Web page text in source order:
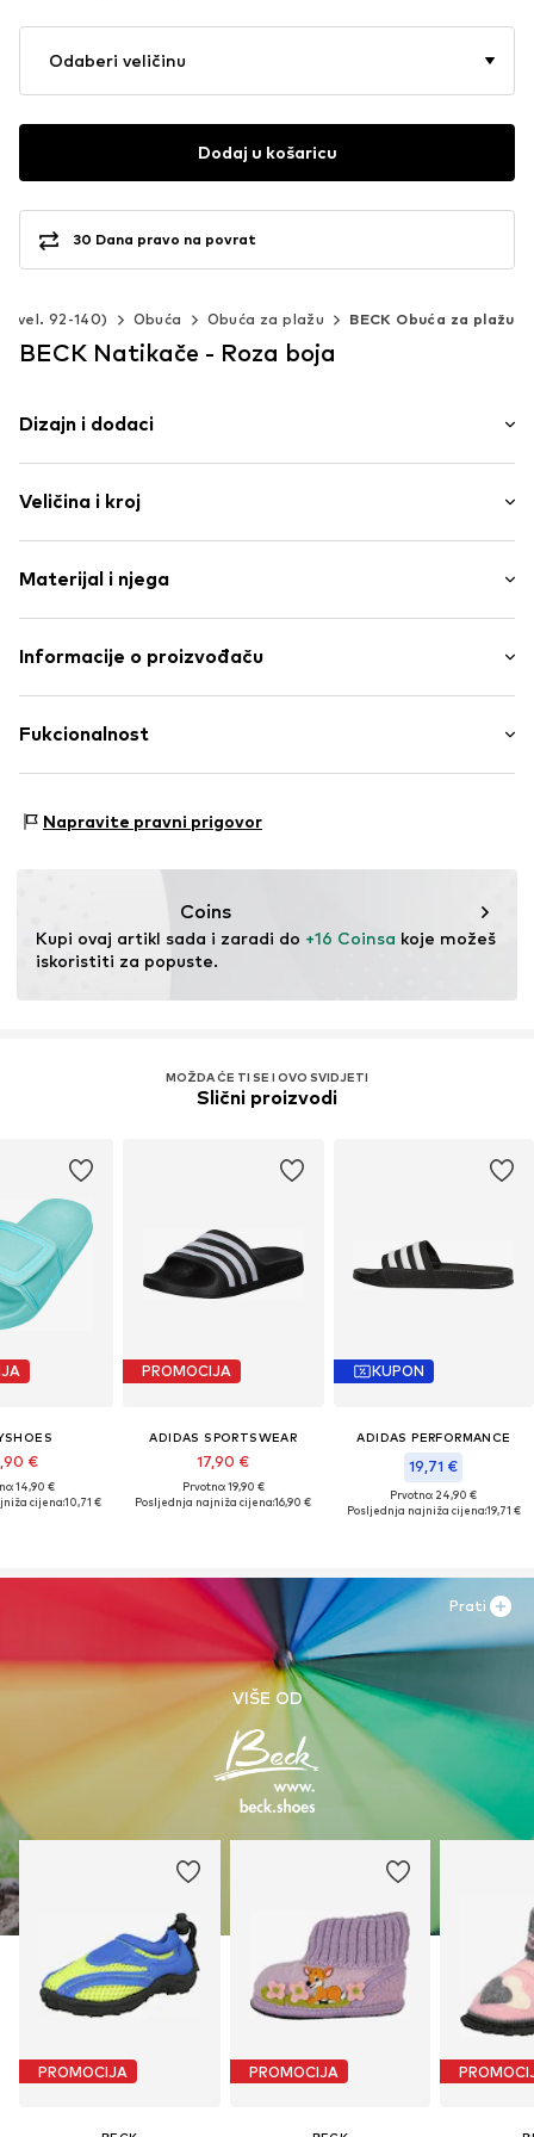
Odaberi veličinu
Dodaj u košaricu
30 Dana pravo na povrat
(vel. 92-140) Obuća Obuća za plažu BECK Obuća za plažu
BECK Natikače - Roza boja
Dizajn i dodaci
Okrugli vrh
Slip- On
Mrežni/mrežasti umeci
Tekstil
Br. proizvoda BCK0082001000001
Veličina i kroj
Materijal i njega
Materijal: Tekstil
Zemlja podrijetla: Kina
Informacije o proizvođaču
In den Lachen 6
DE
Fukcionalnost
Napravite pravni prigovor
Coins
Kupi ovaj artikl sada i zaradi do +16 Coinsa koje možeš
iskoristiti za popuste.
MOŽDA ĆE TI SE I OVO SVIDJETI
Slični proizvodi
€
14,90 €
cijena:10,71 €
PROMOCIJA
ADIDAS SPORTSWEAR
17,90 €
Prvotno: 19,90 €
Posljednja najniža cijena:16,90 €
KUPON
ADIDAS PERFORMANCE
19,71 €
Prvotno: 24,90 €
Posljednja najniža cijena:19,71 €
VIŠE OD
PROMOCIJA PROMOCIJA
Prati